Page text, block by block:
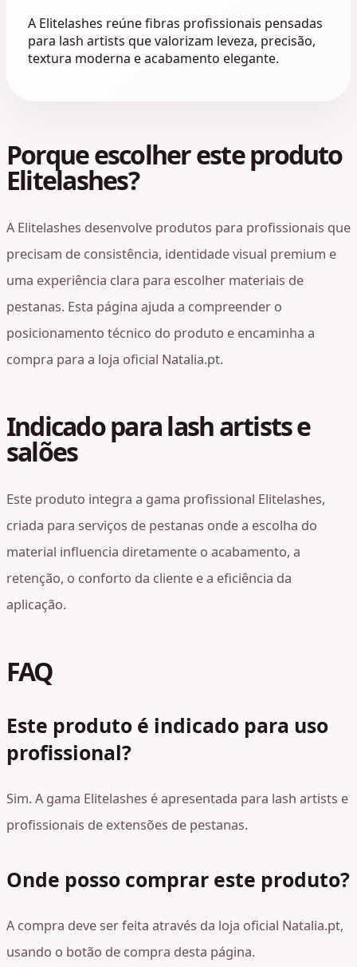
A Elitelashes reúne fibras profissionais pensadas
para lash artists que valorizam leveza, precisão,
textura moderna e acabamento elegante.
Porque escolher este produto
Elitelashes?
A Elitelashes desenvolve produtos para profissionais que
precisam de consistência, identidade visual premium e
uma experiência clara para escolher materiais de
pestanas. Esta página ajuda a compreender o
posicionamento técnico do produto e encaminha a
compra para a loja oficial Natalia.pt.
Indicado para lash artists e
salões
Este produto integra a gama profissional Elitelashes,
criada para serviços de pestanas onde a escolha do
material influencia diretamente o acabamento, a
retenção, o conforto da cliente e a eficiência da
aplicação.
FAQ
Este produto é indicado para uso
profissional?
Sim. A gama Elitelashes é apresentada para lash artists e
profissionais de extensões de pestanas.
Onde posso comprar este produto?
A compra deve ser feita através da loja oficial Natalia.pt,
usando o botão de compra desta página.